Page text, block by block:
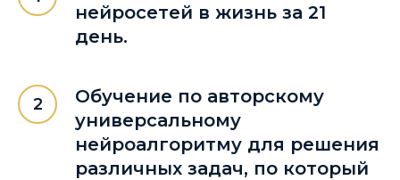
нейросетей в жизнь за 21
день.
Обучение по авторскому
универсальному
нейроалгоритму для решения
различных задач, по который